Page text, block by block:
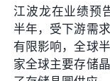
江波龙在业绩预
半年，受下游需
有限影响，全球
家全球主要存储